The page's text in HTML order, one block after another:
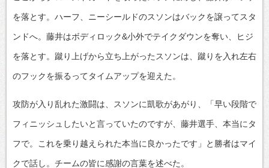
を落とす。ハーフ、ニーシールドのスソンはバックを譲ってスタ
ンドへ。藤井はボディロック&小外でテイクダウンを奪い、ヒジ
を落とす。蹴り上げから立ち上がったスソンは、蹴りを入れ左右
のフックを振るってタイムアップを迎えた。
攻防が入り乱れた激闘は、スソンに凱歌があがり、「早い段階で
フィニッシュしたいと言っていたのですが、藤井選手、本当にタ
フで。これを乗り越えられた本当に良かったです」と勝者はマイ
クで話し。チームの皆に感謝の言葉を述べた。